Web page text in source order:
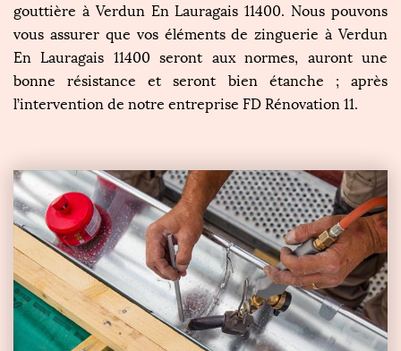
gouttière à Verdun En Lauragais 11400. Nous pouvons
vous assurer que vos éléments de zinguerie à Verdun
En Lauragais 11400 seront aux normes, auront une
bonne résistance et seront bien étanche ; après
l’intervention de notre entreprise FD Rénovation 11.